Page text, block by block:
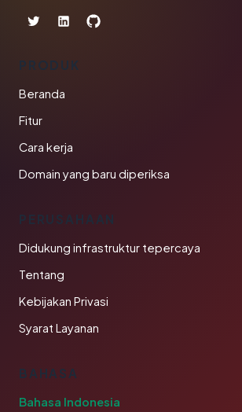
PRODUK
Beranda
Fitur
Cara kerja
Domain yang baru diperiksa
PERUSAHAAN
Didukung infrastruktur tepercaya
Tentang
Kebijakan Privasi
Syarat Layanan
BAHASA
Bahasa Indonesia